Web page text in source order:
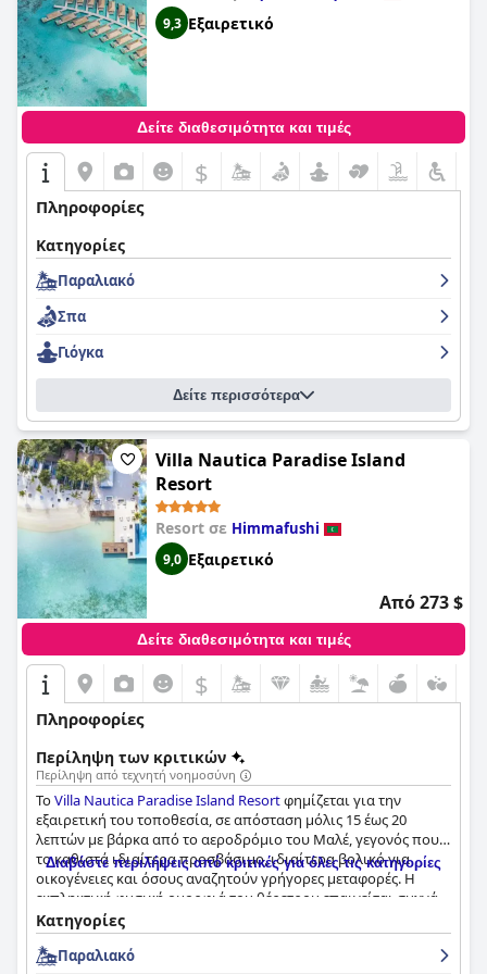
9,3 Εξαιρετικό
Δείτε διαθεσιμότητα και τιμές
$
Πληροφορίες
Κατηγορίες
Παραλιακό
Σπα
Γιόγκα
Δείτε περισσότερα
Villa Nautica Paradise Island
Resort
Resort σε Himmafushi
9,0 Εξαιρετικό
Από 273 $
Δείτε διαθεσιμότητα και τιμές
$
Πληροφορίες
Περίληψη των κριτικών
Περίληψη από τεχνητή νοημοσύνη
ΤοVilla Nautica Paradise Island Resortφημίζεται για την
εξαιρετική του τοποθεσία, σε απόσταση μόλις 15 έως 20
λεπτών με βάρκα από το αεροδρόμιο του Μαλέ, γεγονός που
το καθιστά ιδιαίτερα προσβάσιμο, ιδιαίτερα βολικό για
οικογένειες και όσους αναζητούν γρήγορες μεταφορές. Η
εκπληκτική φυσική ομορφιά του θέρετρου επαινείται συχνά,
με έμφαση στα παρθένα γαλάζια νερά, τις λευκές αμμώδεις
παραλίες και ένα καταπράσινο, σαν ζούγκλα περιβάλλον. Οι
επισκέπτες εκτίμησαν τον συνδυασμό βιλών στην παραλία με
Διαβάστε περιλήψεις από κριτικές για όλες τις κατηγορίες
Κατηγορίες
Παραλιακό